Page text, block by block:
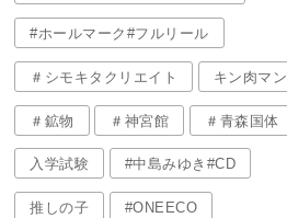
#ホールマーク#フルリール
＃シモキタクリエイト キン肉マン
＃鉱物 ＃神宮館 ＃青森国体
入学試験 #中島みゆき#CD
推しの子 #ONEECO